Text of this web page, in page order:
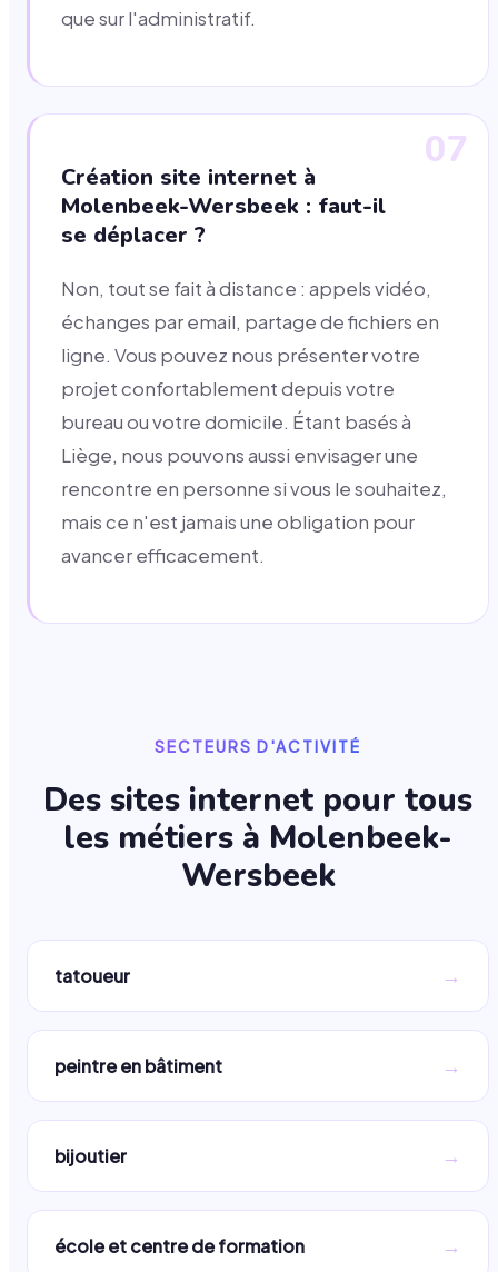
que sur l'administratif.
07
Création site internet à
Molenbeek-Wersbeek : faut-il
se déplacer ?
Non, tout se fait à distance : appels vidéo,
échanges par email, partage de fichiers en
ligne. Vous pouvez nous présenter votre
projet confortablement depuis votre
bureau ou votre domicile. Étant basés à
Liège, nous pouvons aussi envisager une
rencontre en personne si vous le souhaitez,
mais ce n'est jamais une obligation pour
avancer efficacement.
SECTEURS D'ACTIVITÉ
Des sites internet pour tous
les métiers à Molenbeek-
Wersbeek
tatoueur →
peintre en bâtiment →
bijoutier →
école et centre de formation →